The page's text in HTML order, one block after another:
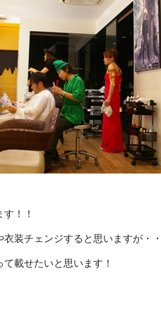
！！
衣装チェンジすると思いますが・
載せたいと思います！